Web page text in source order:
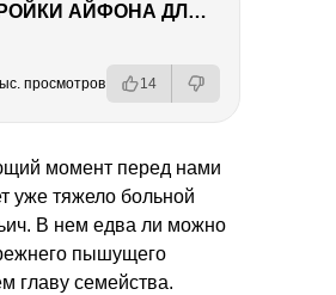
НАСТРОЙКИ АЙФОНА ДЛЯ ФОТО И ВИДЕО
просмотров 14
момент перед нами
уже тяжело больной
В нем едва ли можно
пышущего
главу семейства.